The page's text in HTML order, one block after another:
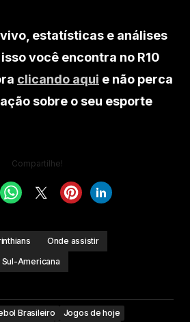
estatísticas e análises
você encontra no R10
clicando aqui e não perca
sobre o seu esporte
Compartilhe!
Onde assistir
Sul-Americana
Brasileiro
Jogos de hoje